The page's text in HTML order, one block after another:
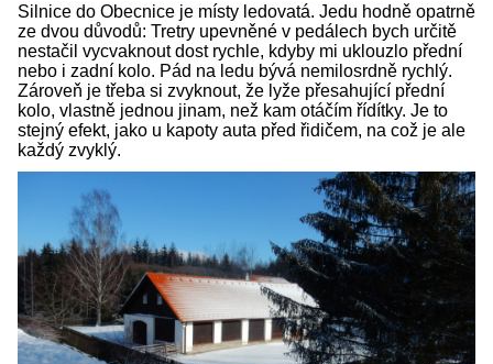
Silnice do Obecnice je místy ledovatá. Jedu hodně opatrně
ze dvou důvodů: Tretry upevněné v pedálech bych určitě
nestačil vycvaknout dost rychle, kdyby mi uklouzlo přední
nebo i zadní kolo. Pád na ledu bývá nemilosrdně rychlý.
Zároveň je třeba si zvyknout, že lyže přesahující přední
kolo, vlastně jednou jinam, než kam otáčím řídítky. Je to
stejný efekt, jako u kapoty auta před řidičem, na což je ale
každý zvyklý.